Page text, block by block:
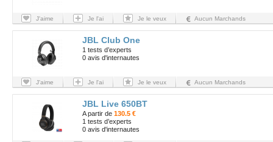
J'aime Je l'ai Je le veux Aucun Marchands
JBL Club One
1 tests d’experts
0 avis d'internautes
J'aime Je l'ai Je le veux Aucun Marchands
JBL Live 650BT
A partir de 130.5 €
1 tests d’experts
0 avis d'internautes